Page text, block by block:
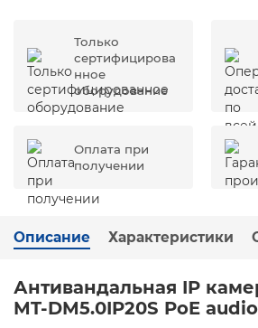
Только
сертифицирова
нное
оборудование
Оплата при
получении
Описание Характеристики
Антивандальная IP
MT-DM5.0IP20S PoE